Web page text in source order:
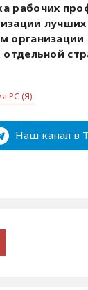
рабочих
организации
РС (Я)
Наш канал в